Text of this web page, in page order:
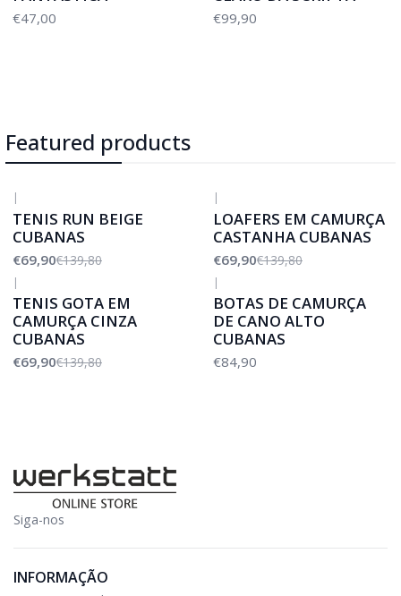
€47,00 €99,90
Featured products
|
TENIS RUN BEIGE
CUBANAS
€69,90€139,80
|
LOAFERS EM CAMURÇA
CASTANHA CUBANAS
€69,90€139,80
|
TENIS GOTA EM
CAMURÇA CINZA
CUBANAS
€69,90€139,80
|
BOTAS DE CAMURÇA
DE CANO ALTO
CUBANAS
€84,90
Siga-nos
INFORMAÇÃO